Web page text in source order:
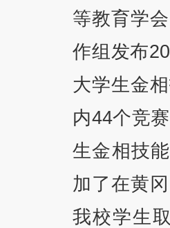
等教育学
作组发布
大学生金
内44个竞
生金相技
加了在黄
我校学生